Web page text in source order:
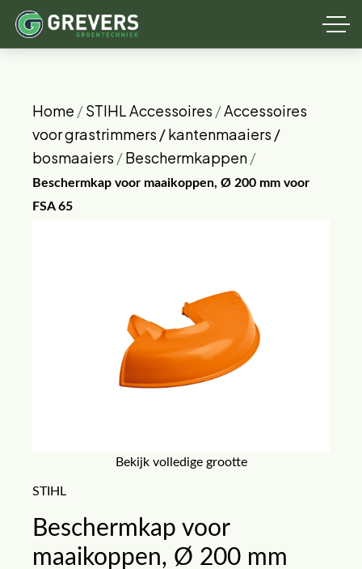
Home /STIHL Accessoires /Accessoires
voor grastrimmers / kantenmaaiers /
bosmaaiers /Beschermkappen/
Beschermkap voor maaikoppen, Ø 200 mm voor
FSA 65
Bekijk volledige grootte
STIHL
Beschermkap voor
maaikoppen, Ø 200 mm